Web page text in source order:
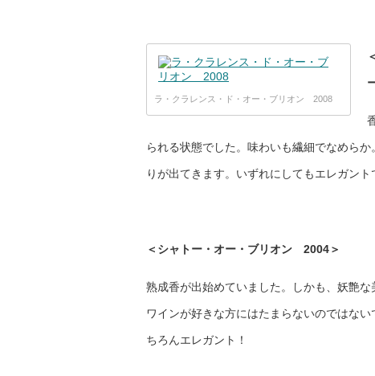
ラ・クラレンス・ド・オー・ブリオン 2008
られる状態でした。味わいも繊細でなめら
りが出てきます。いずれにしてもエレガン
＜シャトー・オー・ブリオン 2004＞
熟成香が出始めていました。しかも、妖艶
ワインが好きな方にはたまらないのではな
ちろんエレガント！